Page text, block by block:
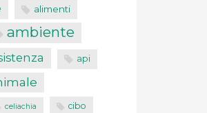
alimenti
ambiente
api
celiachia cibo